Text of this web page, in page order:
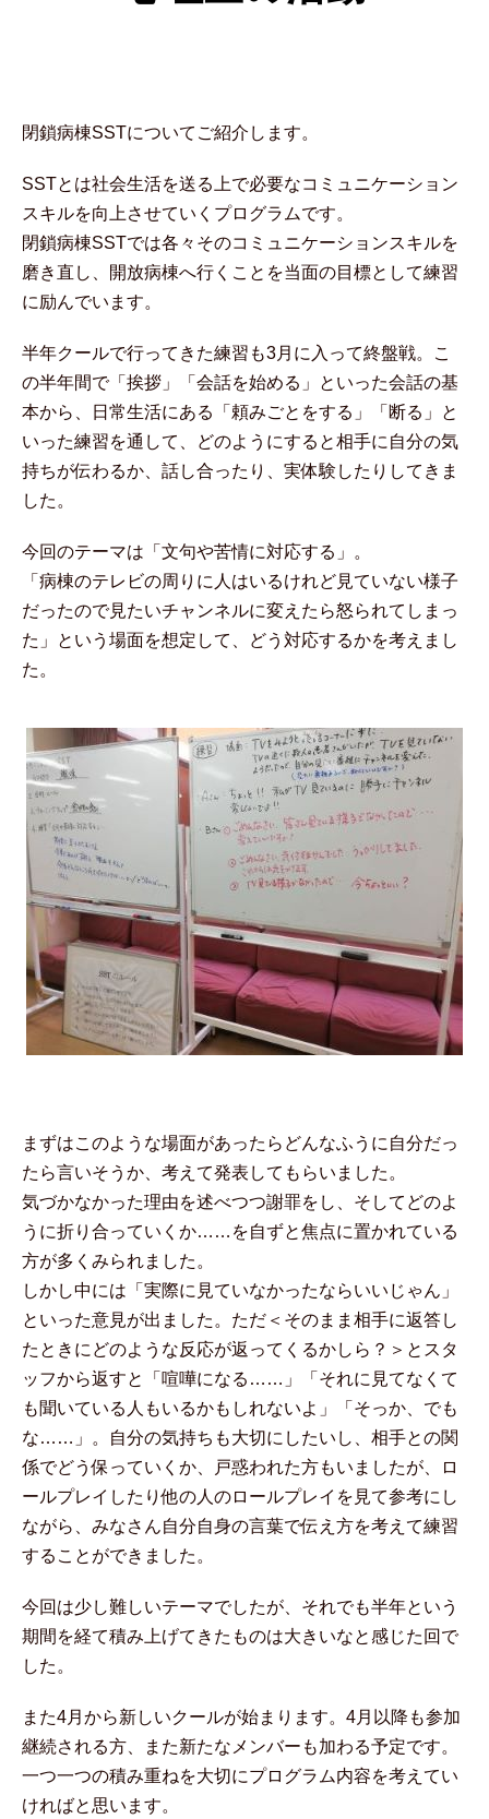
閉鎖病棟SSTについてご紹介します。
SSTとは社会生活を送る上で必要なコミュニケーション
スキルを向上させていくプログラムです。
閉鎖病棟SSTでは各々そのコミュニケーションスキルを
磨き直し、開放病棟へ行くことを当面の目標として練習
に励んでいます。
半年クールで行ってきた練習も3月に入って終盤戦。こ
の半年間で「挨拶」「会話を始める」といった会話の基
本から、日常生活にある「頼みごとをする」「断る」と
いった練習を通して、どのようにすると相手に自分の気
持ちが伝わるか、話し合ったり、実体験したりしてきま
した。
今回のテーマは「文句や苦情に対応する」。
「病棟のテレビの周りに人はいるけれど見ていない様子
だったので見たいチャンネルに変えたら怒られてしまっ
た」という場面を想定して、どう対応するかを考えまし
た。
まずはこのような場面があったらどんなふうに自分だっ
たら言いそうか、考えて発表してもらいました。
気づかなかった理由を述べつつ謝罪をし、そしてどのよ
うに折り合っていくか……を自ずと焦点に置かれている
方が多くみられました。
しかし中には「実際に見ていなかったならいいじゃん」
といった意見が出ました。ただ＜そのまま相手に返答し
たときにどのような反応が返ってくるかしら？＞とスタ
ッフから返すと「喧嘩になる……」「それに見てなくて
も聞いている人もいるかもしれないよ」「そっか、でも
な……」。自分の気持ちも大切にしたいし、相手との関
係でどう保っていくか、戸惑われた方もいましたが、ロ
ールプレイしたり他の人のロールプレイを見て参考にし
ながら、みなさん自分自身の言葉で伝え方を考えて練習
することができました。
今回は少し難しいテーマでしたが、それでも半年という
期間を経て積み上げてきたものは大きいなと感じた回で
した。
また4月から新しいクールが始まります。4月以降も参加
継続される方、また新たなメンバーも加わる予定です。
一つ一つの積み重ねを大切にプログラム内容を考えてい
ければと思います。